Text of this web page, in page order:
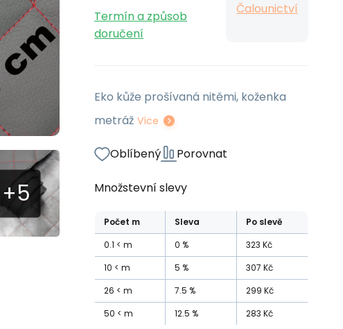
Termín a způsob
doručení
Čalounictví
Eko kůže prošívaná nitěmi, koženka
metráž Více
Oblíbený Porovnat
Množstevní slevy
Počet m Sleva
Po slevě
0.1
m 0 % 323 Kč
10
m 5 % 307 Kč
26
m 7.5 % 299 Kč
50
m 12.5 % 283 Kč